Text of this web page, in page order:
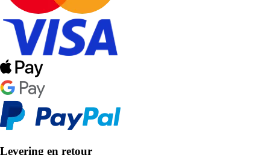
Levering en retour